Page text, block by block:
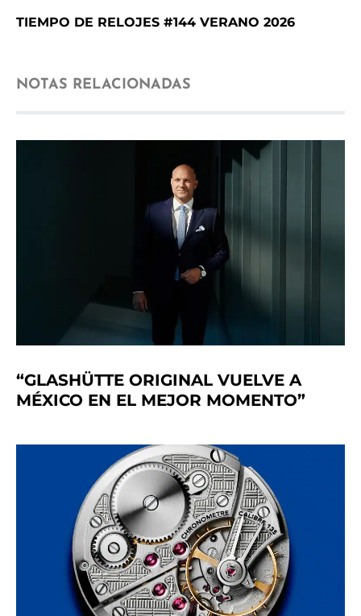
TIEMPO DE RELOJES #144 VERANO 2026
NOTAS RELACIONADAS
“GLASHÜTTE ORIGINAL VUELVE A
MÉXICO EN EL MEJOR MOMENTO”